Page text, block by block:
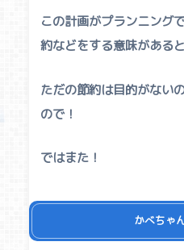
この計画がプランニング
約などをする意味がある
ただの節約は目的がない
ので！
ではまた！
かべちゃ